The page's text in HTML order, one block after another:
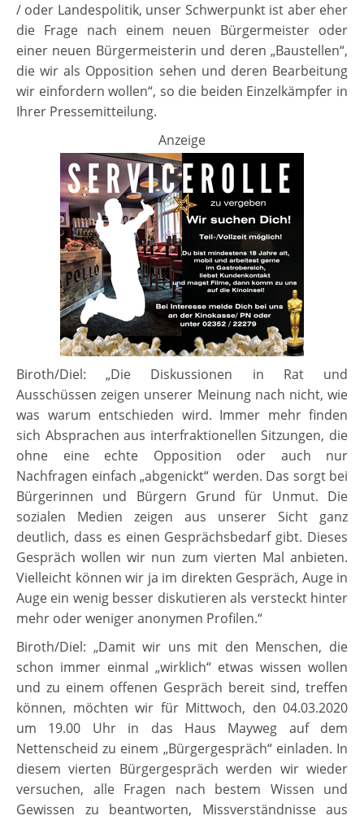
/ oder Landespolitik, unser Schwerpunkt ist aber eher
die Frage nach einem neuen Bürgermeister oder
einer neuen Bürgermeisterin und deren „Baustellen“,
die wir als Opposition sehen und deren Bearbeitung
wir einfordern wollen“, so die beiden Einzelkämpfer in
Ihrer Pressemitteilung.
Anzeige
Biroth/Diel: „Die Diskussionen in Rat und
Ausschüssen zeigen unserer Meinung nach nicht, wie
was warum entschieden wird. Immer mehr finden
sich Absprachen aus interfraktionellen Sitzungen, die
ohne eine echte Opposition oder auch nur
Nachfragen einfach „abgenickt“ werden. Das sorgt bei
Bürgerinnen und Bürgern Grund für Unmut. Die
sozialen Medien zeigen aus unserer Sicht ganz
deutlich, dass es einen Gesprächsbedarf gibt. Dieses
Gespräch wollen wir nun zum vierten Mal anbieten.
Vielleicht können wir ja im direkten Gespräch, Auge in
Auge ein wenig besser diskutieren als versteckt hinter
mehr oder weniger anonymen Profilen.“
Biroth/Diel: „Damit wir uns mit den Menschen, die
schon immer einmal „wirklich“ etwas wissen wollen
und zu einem offenen Gespräch bereit sind, treffen
können, möchten wir für Mittwoch, den 04.03.2020
um 19.00 Uhr in das Haus Mayweg auf dem
Nettenscheid zu einem „Bürgergespräch“ einladen. In
diesem vierten Bürgergespräch werden wir wieder
versuchen, alle Fragen nach bestem Wissen und
Gewissen zu beantworten, Missverständnisse aus